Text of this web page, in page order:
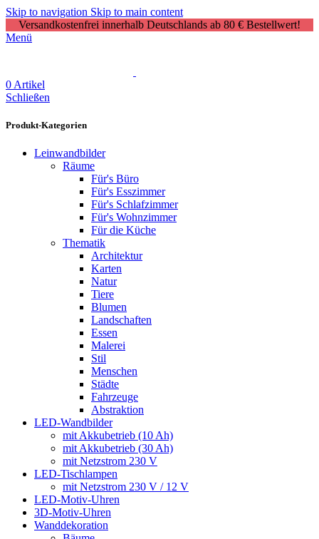
Skip to navigation Skip to main content
Versandkostenfrei innerhalb Deutschlands ab 80 € Bestellwert!
Menü
0 Artikel
Schließen
Produkt-Kategorien
Leinwandbilder
Räume
Für's Büro
Für's Esszimmer
Für's Schlafzimmer
Für's Wohnzimmer
Für die Küche
Thematik
Architektur
Karten
Natur
Tiere
Blumen
Landschaften
Essen
Malerei
Stil
Menschen
Städte
Fahrzeuge
Abstraktion
LED-Wandbilder
mit Akkubetrieb (10 Ah)
mit Akkubetrieb (30 Ah)
mit Netzstrom 230 V
LED-Tischlampen
mit Netzstrom 230 V / 12 V
LED-Motiv-Uhren
3D-Motiv-Uhren
Wanddekoration